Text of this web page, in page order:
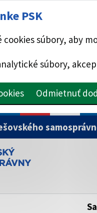
PSK
cookies súbory, aby
súbory,
Odmietnuť
stránka